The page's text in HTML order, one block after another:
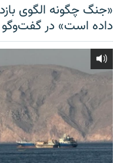
«جنگ چگونه الگوی
داده است» در گفت‌وگو